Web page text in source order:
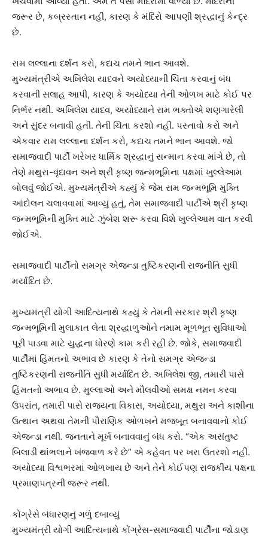
જરૂર છે, કબ્રસ્તાન નહીં, કારણ કે મંદિરો આપણી શ્રદ્ધાનું કેન્દ્ર
છે.
રામ લલ્લાના દર્શન કરો, કદાચ તમને ભાન આવશે.
મુખ્યમંત્રીએ અખિલેશ યાદવને અયોધ્યાની ચિંતા કરવાનું બંધ
કરવાની સલાહ આપી, કારણ કે અયોધ્યા તેની ઓળખ માટે કોઈ પર
નિર્ભર નથી. અખિલેશ યાદવ, અયોધ્યાને રામ ભક્તોએ શણગારેલી
અને સુંદર બનાવી હતી. તેની ચિંતા કરશો નહીં. પસ્તાવો કરો અને
એકવાર રામ લલ્લાના દર્શન કરો, કદાચ તમને ભાન આવશે. જો
સમાજવાદી પાર્ટી ખરેખર ધાર્મિક શ્રદ્ધાનું સન્માન કરવા માંગે છે, તો
તેણે મથુરા-વૃંદાવન અને શ્રી કૃષ્ણ જન્મભૂમિના પક્ષમાં ખુલ્લેઆમ
બોલવું જોઈએ. મુખ્યમંત્રીએ કહ્યું કે જેમ રામ જન્મભૂમિ મુક્તિ
આંદોલન ચલાવવામાં આવ્યું હતું, તેમ સમાજવાદી પાર્ટીએ શ્રી કૃષ્ણ
જન્મભૂમિની મુક્તિ માટે ઝુંબેશ શરૂ કરવા વિશે ખુલ્લેઆમ વાત કરવી
જોઈએ.
સમાજવાદી પાર્ટીનો સમગ્ર એજન્ડા તુષ્ટિકરણની રાજનીતિ સુધી
મર્યાદિત છે.
મુખ્યમંત્રી યોગી આદિત્યનાથે કહ્યું કે તેમની સરકાર શ્રી કૃષ્ણ
જન્મભૂમિની મુલાકાત લેતા શ્રદ્ધાળુઓને તમામ મૂળભૂત સુવિધાઓ
પૂરી પાડવા માટે યુદ્ધના ધોરણે કામ કરી રહી છે. જોકે, સમાજવાદી
પાર્ટીમાં હિંમતનો અભાવ છે કારણ કે તેનો સમગ્ર એજન્ડા
તુષ્ટિકરણની રાજનીતિ સુધી મર્યાદિત છે. અખિલેશ જી, તમારી પાસે
હિંમતનો અભાવ છે. મુલ્લાઓ અને મૌલવીઓ સમક્ષ નમન કરવા
ઉપરાંત, તમારી પાસે રાજ્યના વિકાસ, અયોધ્યા, મથુરા અને કાશીના
ઉત્થાન અથવા તેમની પૌરાણિક ઓળખને મજબૂત બનાવવાનો કોઈ
એજન્ડા નથી. જનતાને મૂર્ખ બનાવવાનું બંધ કરો. “એક અસંતુષ્ટ
બિલાડી થાંભલાને ખંજવાળ કરે છે” એ કહેવત પર ખરા ઉતરશો નહીં.
અયોધ્યા વિશ્વભરમાં ઓળખાય છે અને તેને કોઈપણ રાજકીય પક્ષના
પ્રમાણપત્રની જરૂર નથી.
કોંગ્રેસે બંધારણનું ગળું દબાવ્યું
મુખ્યમંત્રી યોગી આદિત્યનાથે કોંગ્રેસ-સમાજવાદી પાર્ટીના જોડાણ